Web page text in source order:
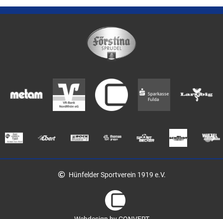
Hünfelder Sportverein 1919 e.V.